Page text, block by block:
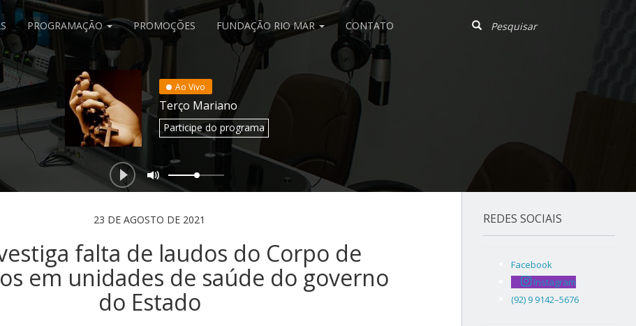
PROGRAMAÇÃO PROMOÇÕES FUNDAÇÃO RIO MAR CONTATO
Ao Vivo
Terço Mariano
Participedo programa
23 DE AGOSTO DE 2021
falta de laudos do Corpo de
em unidades de saúde do governo
do Estado
REDES SOCIAIS
Facebook
Instagram
(92) 9 9142–5676